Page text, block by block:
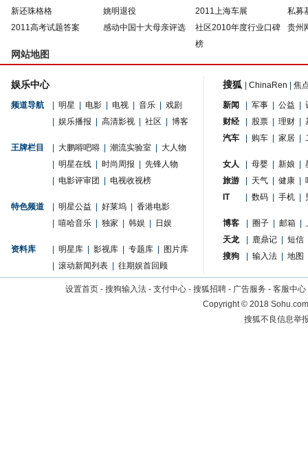
新还珠格格
姚明退役 2011上海车展
私募
2011高考试题答案
感动中国十大母亲评选
社区2010年度行业口碑
榜
贵州
网站地图
娱乐中心
频道导航 明星 电影 电视 音乐
戏剧
娱乐播报 高清影视 社区 博客
王牌栏目 大鹏嘚吧嘚 潮流实验室
大人物
明星在线 时尚周报
先锋人物
电影评审团 电视收视榜
特色频道 明星公益 好莱坞
香港电影
嘻哈音乐 独家 韩娱 日娱
资料库 明星库 影视库 专题库
图片库
滚动新闻列表 往期娱首回顾
搜狐 ChinaRen 焦
新闻 军事 公益
财经
股票 理财
汽车
购车 家居
女人 母婴 新娘
旅游
天气 健康
IT
数码 手机
博客 圈子 邮箱
天龙
鹿鼎记
短信
搜狗
输入法 地图
设置首页 - 搜狗输入法 - 支付中心 - 搜狐招聘 - 广告服务 - 客服中心
Copyright©2018
搜狐不良信息举